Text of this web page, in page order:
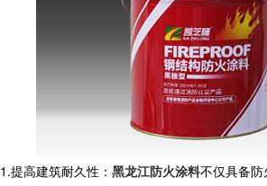
1.提高建筑耐久性： 黑龙江防火涂料不仅具备防